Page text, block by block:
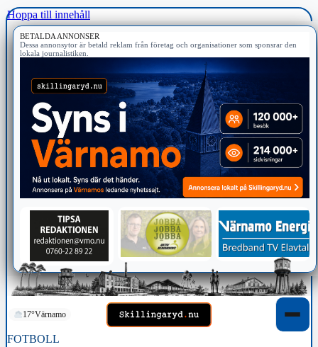
Hoppa till innehåll
BETALDA ANNONSER
Dessa annonsytor är betald reklam från företag och organisationer som sponsrar den
lokala journalistiken.
17°Värnamo
FOTBOLL